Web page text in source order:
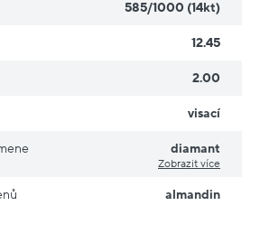
585/1000 (14kt)
12.45
2.00
visací
diamant
Zobrazit více
almandin